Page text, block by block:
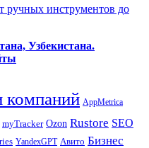
ручных инструментов до
Узбекистана.
компаний AppMetrica
myTracker Ozon Rustore SEO
YandexGPT Авито Бизнес